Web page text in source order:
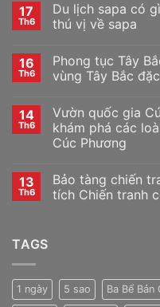
17
Th6
Du lịch sapa có
thú vị về sapa
16
Th6
Phong tục Tây
vùng Tây Bắc
14
Th6
Vườn quốc gia
khám phá các
Cúc Phương
13
Th6
Bảo tàng chiến
tích Chiến tranh
TAGS
1 ngày 5 sao Ba Bể Bản